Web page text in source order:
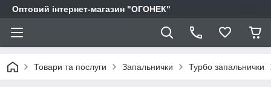
Оптовий інтернет-магазин "ОГОНЕК"
Товари та послуги Запальнички Турбо запальнички